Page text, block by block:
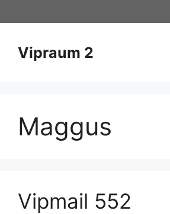
Inhalt
Vipraum 2
Maggus
Vipmail 552